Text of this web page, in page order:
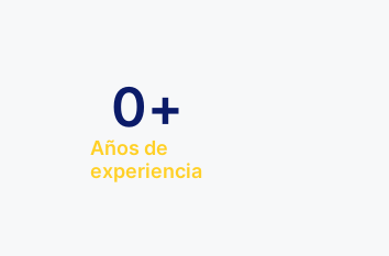
Años de
experiencia
0+